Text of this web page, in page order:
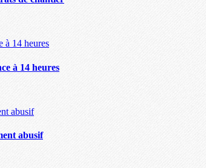
à 14 heures
abusif